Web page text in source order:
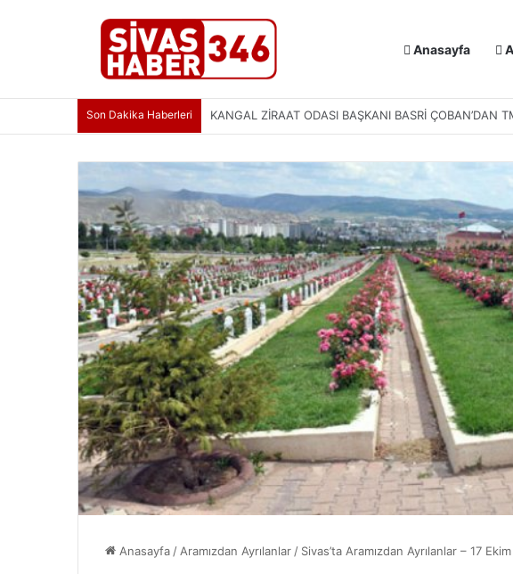
Anasayfa
Son Dakika Haberleri SİVAS’TA KÜLTÜR VE TURİZM ÇALIŞMALARI MASAYA
Anasayfa/Aramızdan Ayrılanlar/ Sivas’ta Aramızdan Ayrılanlar – 17